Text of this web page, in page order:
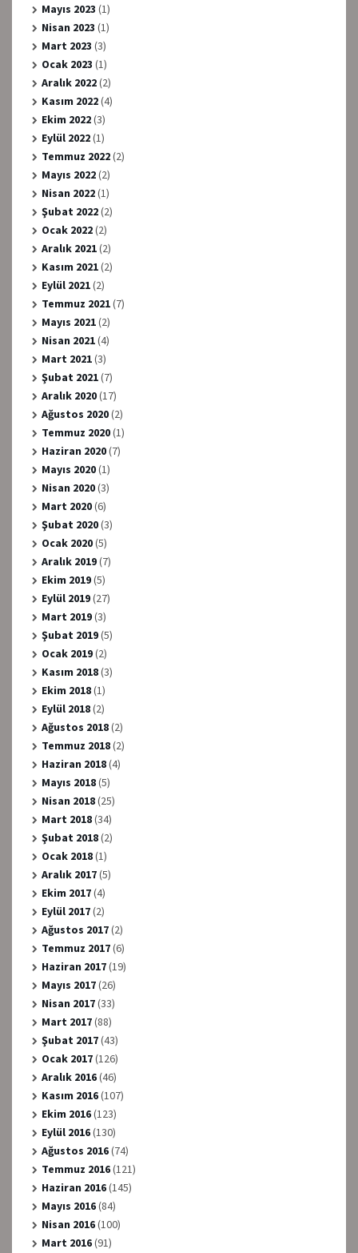
Mayıs 2023 (1)
Nisan 2023 (1)
Mart 2023 (3)
Ocak 2023 (1)
Aralık 2022(2)
Kasım 2022(4)
Ekim 2022(3)
Eylül 2022(1)
Temmuz 2022(2)
Mayıs 2022(2)
Nisan 2022(1)
Şubat 2022(2)
Ocak 2022(2)
Aralık 2021(2)
Kasım 2021(2)
Eylül 2021(2)
Temmuz 2021(7)
Mayıs 2021(2)
Nisan 2021(4)
Mart 2021(3)
Şubat 2021(7)
Aralık 2020(17)
Ağustos 2020(2)
Temmuz 2020(1)
Haziran 2020(7)
Mayıs 2020(1)
Nisan 2020(3)
Mart 2020(6)
Şubat 2020(3)
Ocak 2020(5)
Aralık 2019(7)
Ekim 2019(5)
Eylül 2019(27)
Mart 2019(3)
Şubat 2019(5)
Ocak 2019(2)
Kasım 2018(3)
Ekim 2018(1)
Eylül 2018(2)
Ağustos 2018(2)
Temmuz 2018(2)
Haziran 2018(4)
Mayıs 2018(5)
Nisan 2018(25)
Mart 2018(34)
Şubat 2018(2)
Ocak 2018(1)
Aralık 2017(5)
Ekim 2017(4)
Eylül 2017(2)
Ağustos 2017(2)
Temmuz 2017(6)
Haziran 2017(19)
Mayıs 2017(26)
Nisan 2017(33)
Mart 2017(88)
Şubat 2017(43)
Ocak 2017(126)
Aralık 2016(46)
Kasım 2016(107)
Ekim 2016(123)
Eylül 2016(130)
Ağustos 2016(74)
Temmuz 2016(121)
Haziran 2016(145)
Mayıs 2016(84)
Nisan 2016(100)
Mart 2016(91)